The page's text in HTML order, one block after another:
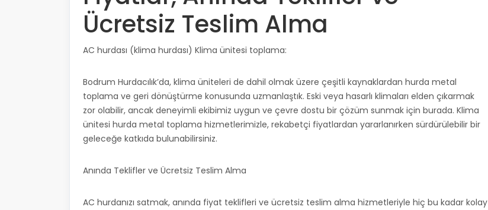
Ücretsiz Teslim Alma
AC hurdası (klima hurdası) Klima ünitesi toplama:
Bodrum Hurdacılık’da, klima üniteleri de dahil olmak üzere çeşitli kaynaklardan hurda metal
toplama ve geri dönüştürme konusunda uzmanlaştık. Eski veya hasarlı klimaları elden çıkarmak
zor olabilir, ancak deneyimli ekibimiz uygun ve çevre dostu bir çözüm sunmak için burada. Klima
ünitesi hurda metal toplama hizmetlerimizle, rekabetçi fiyatlardan yararlanırken sürdürülebilir bir
geleceğe katkıda bulunabilirsiniz.
Anında Teklifler ve Ücretsiz Teslim Alma
AC hurdanızı satmak, anında fiyat teklifleri ve ücretsiz teslim alma hizmetleriyle hiç bu kadar kolay